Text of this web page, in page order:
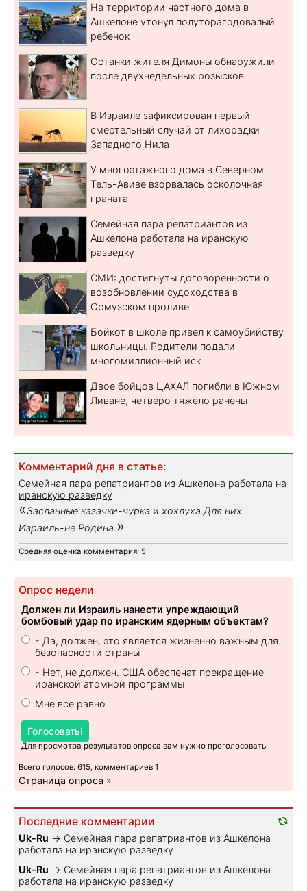
На территории частного дома в
Ашкелоне утонул полуторагодовалый
ребенок
Останки жителя Димоны обнаружили
после двухнедельных розысков
В Израиле зафиксирован первый
смертельный случай от лихорадки
Западного Нила
У многоэтажного дома в Северном
Тель-Авиве взорвалась осколочная
граната
Семейная пара репатриантов из
Ашкелона работала на иранскую
разведку
СМИ: достигнуты договоренности о
возобновлении судоходства в
Ормузском проливе
Бойкот в школе привел к самоубийству
школьницы. Родители подали
многомиллионный иск
Двое бойцов ЦАХАЛ погибли в Южном
Ливане, четверо тяжело ранены
Комментарий дня в статье:
Семейная пара репатриантов из Ашкелона работала на
иранскую разведку
«Засланные казачки-чурка и хохлуха.Для них
Израиль-не Родина. »
Средняя оценка комментария: 5
Опрос недели
Должен ли Израиль нанести упреждающий
бомбовый удар по иранским ядерным объектам?
- Да, должен, это является жизненно важным для
безопасности страны
- Нет, не должен. США обеспечат прекращение
иранской атомной программы
Мне все равно
Голосовать!
Для просмотра результатов опроса вам нужно проголосовать
Всего голосов: 615, комментариев 1
Страница опроса »
Последние комментарии
Uk-Ru → Семейная пара репатриантов из Ашкелона
работала на иранскую разведку
Uk-Ru → Семейная пара репатриантов из Ашкелона
работала на иранскую разведку